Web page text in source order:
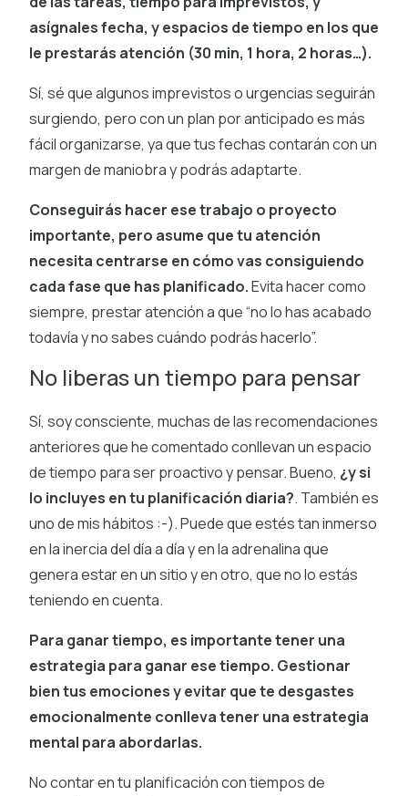
asígnales fecha, y espacios de tiempo en los que
le prestarás atención (30 min, 1 hora, 2 horas…).
Sí, sé que algunos imprevistos o urgencias seguirán
surgiendo, pero con un plan por anticipado es más
fácil organizarse, ya que tus fechas contarán con un
margen de maniobra y podrás adaptarte.
Conseguirás hacer ese trabajo o proyecto
importante, pero asume que tu atención
necesita centrarse en cómo vas consiguiendo
cada fase que has planificado.Evita hacer como
siempre, prestar atención a que “no lo has acabado
todavía y no sabes cuándo podrás hacerlo”.
No liberas un tiempo para pensar
Sí, soy consciente, muchas de las recomendaciones
anteriores que he comentado conllevan un espacio
de tiempo para ser proactivo y pensar. Bueno, ¿y si
lo incluyes en tu planificación diaria?. También es
uno de mis hábitos :-). Puede que estés tan inmerso
en la inercia del día a día y en la adrenalina que
genera estar en un sitio y en otro, que no lo estás
teniendo en cuenta.
Para ganar tiempo, es importante tener una
estrategia para ganar ese tiempo. Gestionar
bien tus emociones y evitar que te desgastes
emocionalmente conlleva tener una estrategia
mental para abordarlas.
No contar en tu planificación con tiempos de